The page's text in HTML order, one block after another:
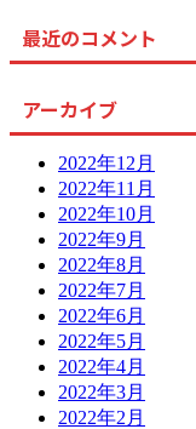
最近のコメント
アーカイブ
2022年12月
2022年11月
2022年10月
2022年9月
2022年8月
2022年7月
2022年6月
2022年5月
2022年4月
2022年3月
2022年2月